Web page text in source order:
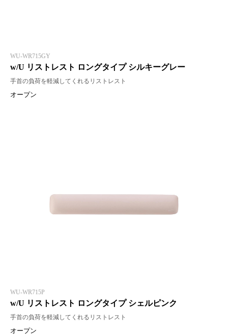
WU-WR715GY
w/U リストレスト ロングタイプ シルキーグレー
手首の負荷を軽減してくれるリストレスト
オープン
WU-WR715P
w/U リストレスト ロングタイプ シェルピンク
手首の負荷を軽減してくれるリストレスト
オープン